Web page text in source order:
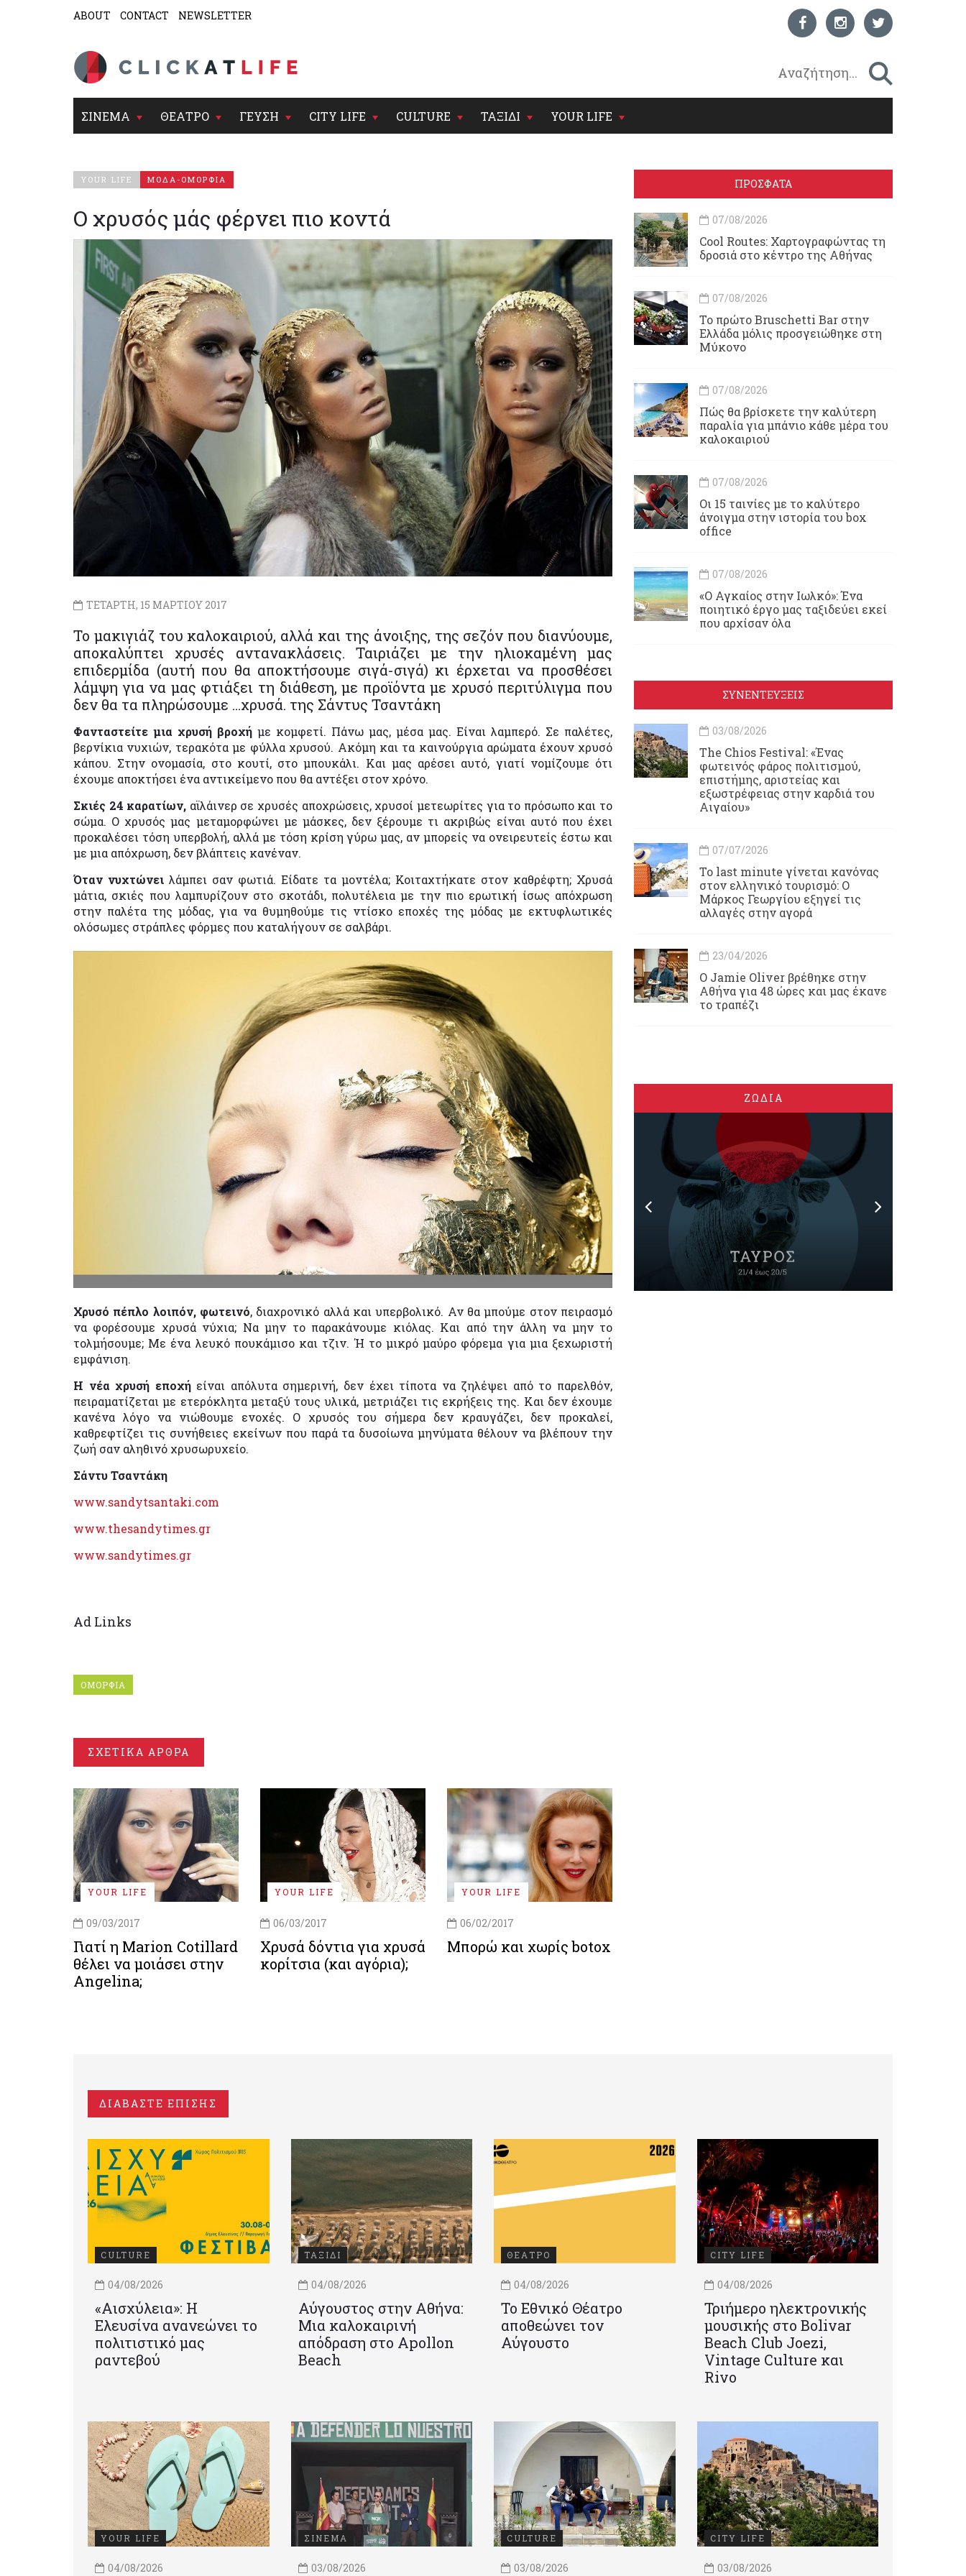
ABOUT CONTACT NEWSLETTER
ΣΙΝΕΜΑ ΘΕΑΤΡΟ ΓΕΥΣΗ CITY LIFE CULTURE ΤΑΞΙΔΙ YOUR LIFE
YOUR LIFE ΜΟΔΑ-ΟΜΟΡΦΙΑ
Ο χρυσός μάς φέρνει πιο κοντά
ΤΕΤΑΡΤΗ, 15 ΜΑΡΤΙΟΥ 2017
Το μακιγιάζ του καλοκαιριού, αλλά και της άνοιξης, της σεζόν που διανύουμε,
αποκαλύπτει χρυσές αντανακλάσεις. Ταιριάζει με την ηλιοκαμένη μας
επιδερμίδα (αυτή που θα αποκτήσουμε σιγά-σιγά) κι έρχεται να προσθέσει
λάμψη για να μας φτιάξει τη διάθεση, με προϊόντα με χρυσό περιτύλιγμα που
δεν θα τα πληρώσουμε …χρυσά. της Σάντυς Τσαντάκη
Φανταστείτε μια χρυσή βροχή με κομφετί. Πάνω μας, μέσα μας. Είναι λαμπερό. Σε παλέτες,
βερνίκια νυχιών, τερακότα με φύλλα χρυσού. Ακόμη και τα καινούργια αρώματα έχουν χρυσό
κάπου. Στην ονομασία, στο κουτί, στο μπουκάλι. Και μας αρέσει αυτό, γιατί νομίζουμε ότι
έχουμε αποκτήσει ένα αντικείμενο που θα αντέξει στον χρόνο.
Σκιές 24 καρατίων, αϊλάινερ σε χρυσές αποχρώσεις, χρυσοί μετεωρίτες για το πρόσωπο και το
σώμα. Ο χρυσός μας μεταμορφώνει με μάσκες, δεν ξέρουμε τι ακριβώς είναι αυτό που έχει
προκαλέσει τόση υπερβολή, αλλά με τόση κρίση γύρω μας, αν μπορείς να ονειρευτείς έστω και
με μια απόχρωση, δεν βλάπτεις κανέναν.
Όταν νυχτώνει λάμπει σαν φωτιά. Είδατε τα μοντέλα; Κοιταχτήκατε στον καθρέφτη; Χρυσά
μάτια, σκιές που λαμπυρίζουν στο σκοτάδι, πολυτέλεια με την πιο ερωτική ίσως απόχρωση
στην παλέτα της μόδας, για να θυμηθούμε τις ντίσκο εποχές της μόδας με εκτυφλωτικές
ολόσωμες στράπλες φόρμες που καταλήγουν σε σαλβάρι.
Χρυσό πέπλο λοιπόν, φωτεινό, διαχρονικό αλλά και υπερβολικό. Αν θα μπούμε στον πειρασμό
να φορέσουμε χρυσά νύχια; Να μην το παρακάνουμε κιόλας. Και από την άλλη να μην το
τολμήσουμε; Με ένα λευκό πουκάμισο και τζιν. Ή το μικρό μαύρο φόρεμα για μια ξεχωριστή
εμφάνιση.
Η νέα χρυσή εποχή είναι απόλυτα σημερινή, δεν έχει τίποτα να ζηλέψει από το παρελθόν,
πειραματίζεται με ετερόκλητα μεταξύ τους υλικά, μετριάζει τις εκρήξεις της. Και δεν έχουμε
κανένα λόγο να νιώθουμε ενοχές. Ο χρυσός του σήμερα δεν κραυγάζει, δεν προκαλεί,
καθρεφτίζει τις συνήθειες εκείνων που παρά τα δυσοίωνα μηνύματα θέλουν να βλέπουν την
ζωή σαν αληθινό χρυσωρυχείο.
Σάντυ Τσαντάκη
www.sandytsantaki.com
www.thesandytimes.gr
www.sandytimes.gr
Ad Links
ΟΜΟΡΦΙΑ
ΣΧΕΤΙΚΑ ΑΡΘΡΑ
YOUR LIFE
09/03/2017
Γιατί η Marion Cotillard
θέλει να μοιάσει στην
Angelina;
YOUR LIFE
06/03/2017
Χρυσά δόντια για χρυσά
κορίτσια (και αγόρια);
YOUR LIFE
06/02/2017
Μπορώ και χωρίς botox
ΠΡΟΣΦΑΤΑ
07/08/2026
Cool Routes: Χαρτογραφώντας τη
δροσιά στο κέντρο της Αθήνας
07/08/2026
Το πρώτο Bruschetti Bar στην
Ελλάδα μόλις προσγειώθηκε στη
Μύκονο
07/08/2026
Πώς θα βρίσκετε την καλύτερη
παραλία για μπάνιο κάθε μέρα του
καλοκαιριού
07/08/2026
Οι 15 ταινίες με το καλύτερο
άνοιγμα στην ιστορία του box
office
07/08/2026
«Ο Αγκαίος στην Ιωλκό»: Ένα
ποιητικό έργο μας ταξιδεύει εκεί
που αρχίσαν όλα
ΣΥΝΕΝΤΕΥΞΕΙΣ
03/08/2026
Τhe Chios Festival: «Ένας
φωτεινός φάρος πολιτισμού,
επιστήμης, αριστείας και
εξωστρέφειας στην καρδιά του
Αιγαίου»
07/07/2026
Το last minute γίνεται κανόνας
στον ελληνικό τουρισμό: Ο
Μάρκος Γεωργίου εξηγεί τις
αλλαγές στην αγορά
23/04/2026
Ο Jamie Oliver βρέθηκε στην
Αθήνα για 48 ώρες και μας έκανε
το τραπέζι
ΖΩΔΙΑ
ΔΙΑΒΑΣΤΕ ΕΠΙΣΗΣ
CULTURE
04/08/2026
«Αισχύλεια»: Η
Ελευσίνα ανανεώνει το
πολιτιστικό μας
ραντεβού
ΤΑΞΙΔΙ
04/08/2026
Αύγουστος στην Αθήνα:
Μια καλοκαιρινή
απόδραση στο Apollon
Beach
ΘΕΑΤΡΟ
04/08/2026
Το Εθνικό Θέατρο
αποθεώνει τον
Αύγουστο
CITY LIFE
04/08/2026
Τριήμερο ηλεκτρονικής
μουσικής στο Bolivar
Beach Club Joezi,
Vintage Culture και
Rivo
YOUR LIFE
04/08/2026
ΣΙΝΕΜΑ
03/08/2026
CULTURE
03/08/2026
CITY LIFE
03/08/2026